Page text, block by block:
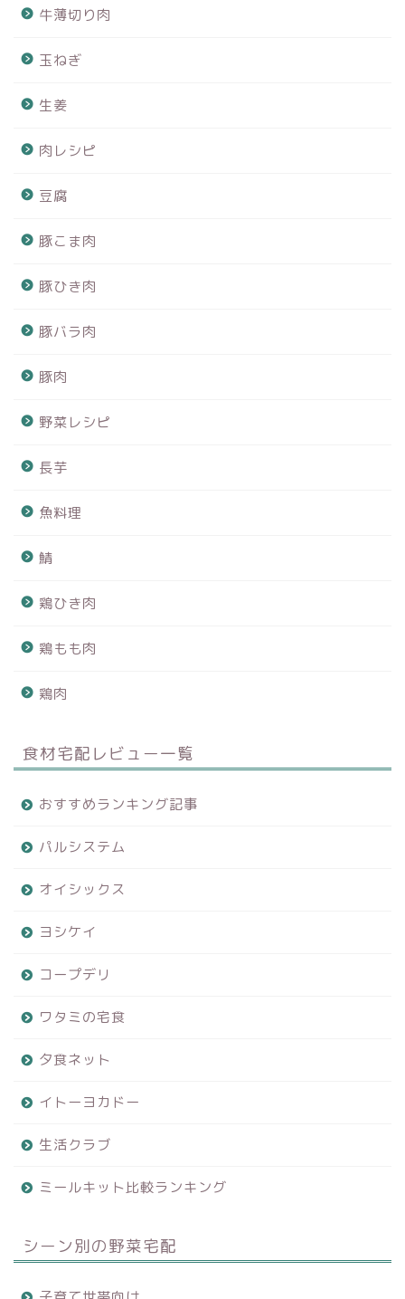
牛薄切り肉
玉ねぎ
生姜
肉レシピ
豆腐
豚こま肉
豚ひき肉
豚バラ肉
豚肉
野菜レシピ
長芋
魚料理
鯖
鶏ひき肉
鶏もも肉
鶏肉
食材宅配レビュー一覧
おすすめランキング記事
パルシステム
オイシックス
ヨシケイ
コープデリ
ワタミの宅食
夕食ネット
イトーヨカドー
生活クラブ
ミールキット比較ランキング
シーン別の野菜宅配